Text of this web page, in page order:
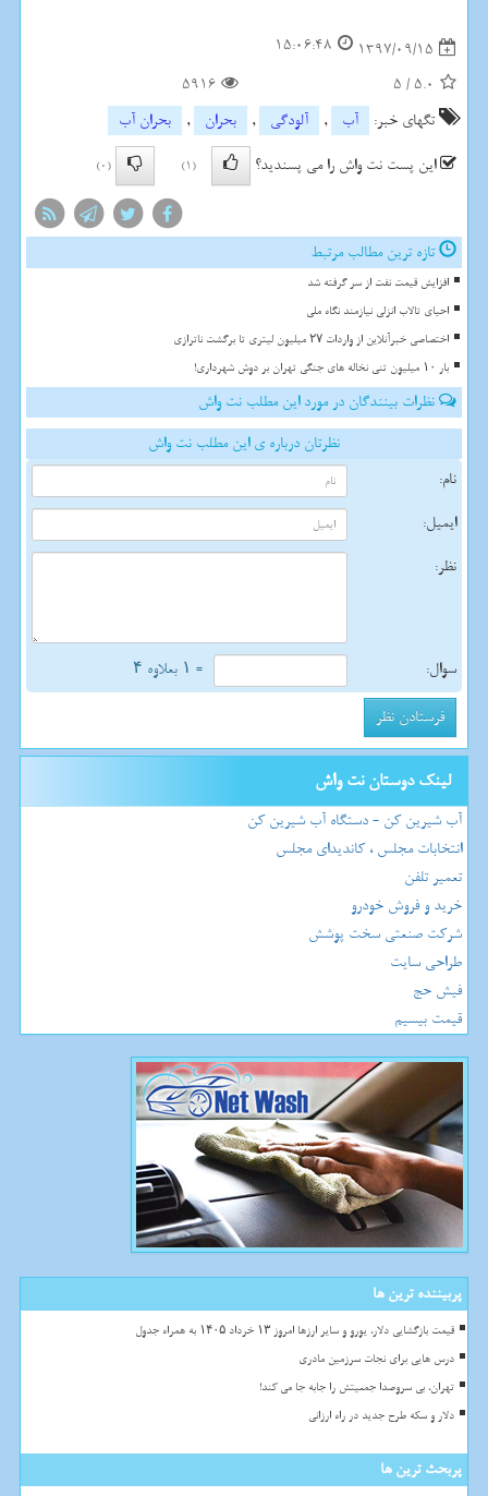
1397/09/15
15:06:48
5.0
/
5
5916
تگهای خبر:
آب , آلودگی , بحران ,
بحران آب
این پست نت واش را می پسندید؟
(1)
(0)
تازه ترین مطالب مرتبط
افزایش قیمت نفت از سر گرفته شد
احیای تالاب انزلی نیازمند نگاه ملی
اختصاصی خبرآنلاین از واردات ۲۷ میلیون لیتری تا برگشت ناترازی
بار ۱۰ میلیون تنی نخاله های جنگی تهران بر دوش شهرداری!
نظرات بینندگان در مورد این مطلب نت واش
نظرتان درباره ی این مطلب نت واش
نام:
ایمیل:
نظر:
سوال: = ۱ بعلاوه ۴
لینک دوستان نت واش
آب شیرین کن - دستگاه آب شیرین کن
انتخابات مجلس ، کاندیدای مجلس
تعمیر تلفن
خرید و فروش خودرو
شرکت صنعتی سخت پوشش
طراحی سایت
فیش حج
قیمت بیسیم
پربیننده ترین ها
قیمت بازگشایی دلار، یورو و سایر ارزها امروز ۱۳ خرداد ۱۴۰۵ به همراه جدول
درس هایی برای نجات سرزمین مادری
تهران، بی سروصدا جمعیتش را جابه جا می کند!
دلار و سکه طرح جدید در راه ارزانی
پربحث ترین ها